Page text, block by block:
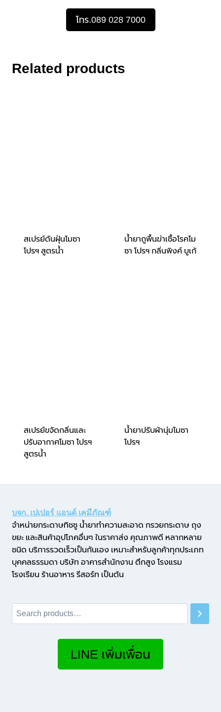
โทร.089 028 7000
Related products
สเปรย์ดันฝุ่นโมซา
โปรฯ สูตรน้ำ
น้ำยาถูพื้นฆ่าเชื้อโรคโม
ซา โปรฯ กลิ่นพิงค์ บูเก้
สเปรย์ขจัดกลิ่นและ
ปรับอากาศโมซา โปรฯ
สูตรน้ำ
น้ำยาปรับผ้านุ่มโมซา
โปรฯ
บจก. เปเปอร์ แอนด์ เคมีภัณฑ์
จำหน่ายกระดาษทิชชู น้ำยาทำความสะอาด กรวยกระดาษ ถุง
ขยะ และสินค้าอุปโภคอื่นๆ ในราคาส่ง คุณภาพดี หลากหลาย
ชนิด บริการรวดเร็วเป็นกันเอง เหมาะสำหรับลูกค้าทุกประเภท
บุคคลธรรมดา บริษัท อาคารสำนักงาน ตึกสูง โรงแรม
โรงเรียน ร้านอาหาร รีสอร์ท เป็นต้น
Search
LINE เพิ่มเพื่อน